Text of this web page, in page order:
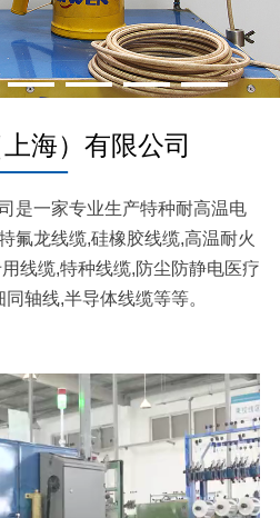
海）有限公司
是一家专业生产特种耐高温电
氟龙线缆,硅橡胶线缆,高温耐火
线缆,特种线缆,防尘防静电医疗
轴线,半导体线缆等等。